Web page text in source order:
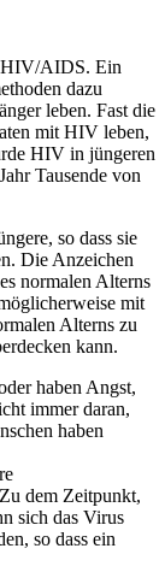
HIV/AIDS. Ein
dazu
leben. Fast die
mit HIV leben,
HIV in jüngeren
Tausende von
so dass sie
Die Anzeichen
normalen Alterns
mit
Alterns zu
kann.
haben Angst,
immer daran,
haben
dem Zeitpunkt,
sich das Virus
so dass ein